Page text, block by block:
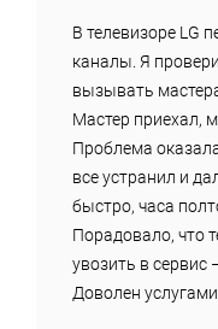
В телевизоре LG
каналы. Я
вызывать
Мастер приехал,
Проблема
все устранил и
быстро, часа
Порадовало, что
увозить в сервис
Доволен